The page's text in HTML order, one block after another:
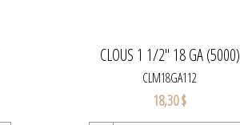
CLOUS 1 1/2'' 18 GA (5000)
CLM18GA112
18,30 $